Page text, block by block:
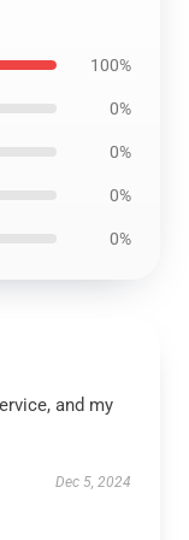
100%
0%
0%
0%
0%
and my
Dec 5, 2024